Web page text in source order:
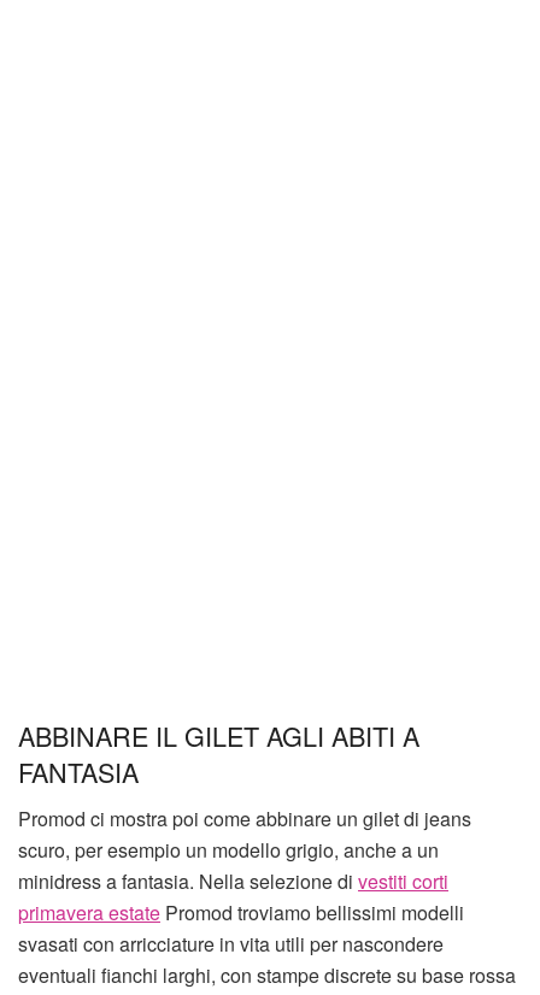
ABBINARE IL GILET AGLI ABITI A
FANTASIA
Promod ci mostra poi come abbinare un gilet di jeans
scuro, per esempio un modello grigio, anche a un
minidress a fantasia. Nella selezione di vestiti corti
primavera estate Promod troviamo bellissimi modelli
svasati con arricciature in vita utili per nascondere
eventuali fianchi larghi, con stampe discrete su base rossa